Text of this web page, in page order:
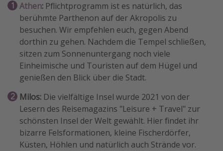
Athen: Pflichtprogramm ist es natürlich, das
berühmte Parthenon auf der Akropolis zu
besuchen. Wir empfehlen euch, gegen Abend
dorthin zu gehen. Nachdem die Tempel schließen,
sitzen zum Sonnenuntergang noch viele
Einheimische und Touristen auf dem Hügel und
genießen den Blick über die Stadt.
Milos: Die vielfältige Insel wurde 2021 von der
Lesern des Reisemagazins "Leisure + Travel" zur
schönsten Insel der Welt gewählt. Hier findet ihr
bizarre Felsformationen, kleine Fischerdörfer,
Küsten, Höhlen und natürlich auch Strände vor.